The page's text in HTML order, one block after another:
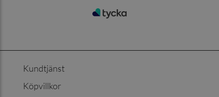
Kundtjänst
Köpvillkor